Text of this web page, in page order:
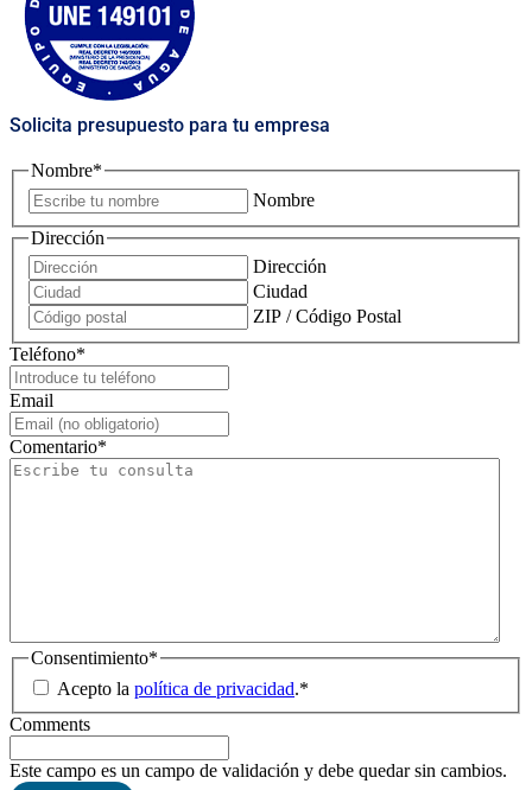
Solicita presupuesto para tu empresa
Nombre*
Nombre
Dirección
Dirección
Ciudad
ZIP / Código Postal
Teléfono*
Email
Comentario*
Consentimiento*
Acepto la política de privacidad.*
Comments
Este campo es un campo de validación y debe quedar sin cambios.